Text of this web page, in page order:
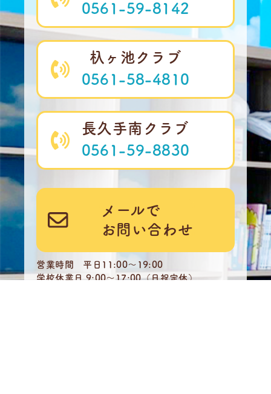
0561-59-8142
杁ヶ池クラブ
0561-58-4810
長久手南クラブ
0561-59-8830
メールで
お問い合わせ
営業時間 平日11:00～19:00
学校休業日 9:00～17:00（日祝定休）